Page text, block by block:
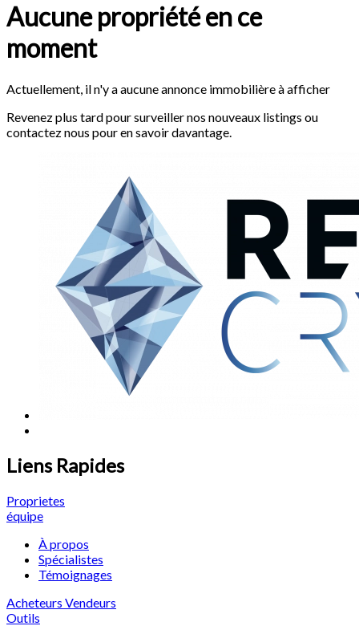
Aucune propriété en ce
moment
Actuellement, il n'y a aucune annonce immobilière à afficher
Revenez plus tard pour surveiller nos nouveaux listings ou
contactez nous pour en savoir davantage.
Liens Rapides
Proprietes
équipe
À propos
Spécialistes
Témoignages
Acheteurs Vendeurs
Outils